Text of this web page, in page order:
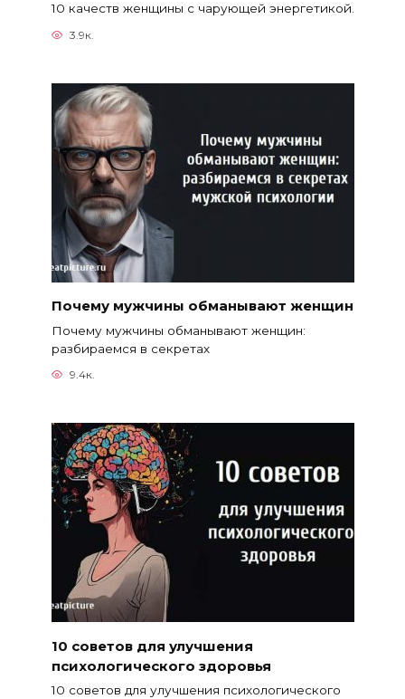
10 качеств женщины с чарующей энергетикой.
3.9к.
Почему мужчины обманывают женщин
Почему мужчины обманывают женщин:
разбираемся в секретах
9.4к.
10 советов для улучшения
психологического здоровья
10 советов для улучшения психологического